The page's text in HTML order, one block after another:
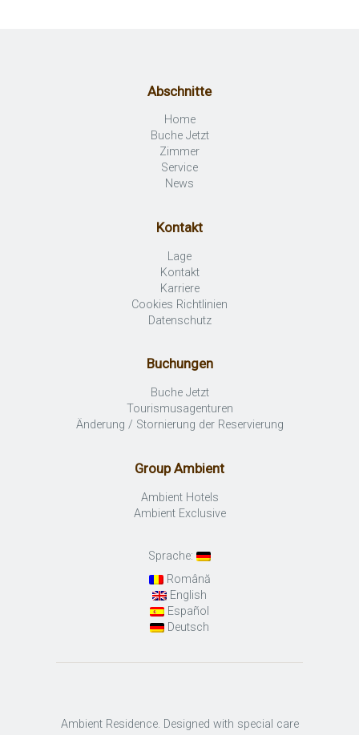
Abschnitte
Home
Buche Jetzt
Zimmer
Service
News
Kontakt
Lage
Kontakt
Karriere
Cookies Richtlinien
Datenschutz
Buchungen
Buche Jetzt
Tourismusagenturen
Änderung / Stornierung der Reservierung
Group Ambient
Ambient Hotels
Ambient Exclusive
Sprache:
Română
English
Español
Deutsch
Ambient Residence. Designed with special care